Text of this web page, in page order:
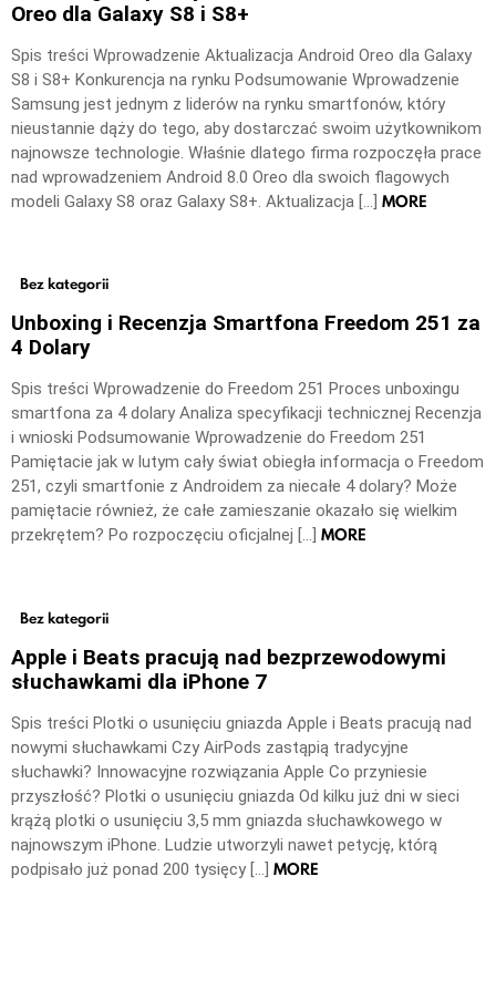
Oreo dla Galaxy S8 i S8+
Spis treści Wprowadzenie Aktualizacja Android Oreo dla Galaxy
S8 i S8+ Konkurencja na rynku Podsumowanie Wprowadzenie
Samsung jest jednym z liderów na rynku smartfonów, który
nieustannie dąży do tego, aby dostarczać swoim użytkownikom
najnowsze technologie. Właśnie dlatego firma rozpoczęła prace
nad wprowadzeniem Android 8.0 Oreo dla swoich flagowych
modeli Galaxy S8 oraz Galaxy S8+. Aktualizacja […] MORE
Bez kategorii
Unboxing i Recenzja Smartfona Freedom 251 za
4 Dolary
Spis treści Wprowadzenie do Freedom 251 Proces unboxingu
smartfona za 4 dolary Analiza specyfikacji technicznej Recenzja
i wnioski Podsumowanie Wprowadzenie do Freedom 251
Pamiętacie jak w lutym cały świat obiegła informacja o Freedom
251, czyli smartfonie z Androidem za niecałe 4 dolary? Może
pamiętacie również, że całe zamieszanie okazało się wielkim
przekrętem? Po rozpoczęciu oficjalnej […] MORE
Bez kategorii
Apple i Beats pracują nad bezprzewodowymi
słuchawkami dla iPhone 7
Spis treści Plotki o usunięciu gniazda Apple i Beats pracują nad
nowymi słuchawkami Czy AirPods zastąpią tradycyjne
słuchawki? Innowacyjne rozwiązania Apple Co przyniesie
przyszłość? Plotki o usunięciu gniazda Od kilku już dni w sieci
krążą plotki o usunięciu 3,5 mm gniazda słuchawkowego w
najnowszym iPhone. Ludzie utworzyli nawet petycję, którą
podpisało już ponad 200 tysięcy […] MORE